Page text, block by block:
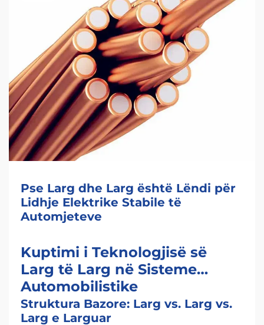
Pse Larg dhe Larg është Lëndi për
Lidhje Elektrike Stabile të
Automjeteve
Kuptimi i Teknologjisë së
Larg të Larg në Sisteme
Automobilistike
Struktura Bazore: Larg vs. Larg vs.
Larg e Larguar